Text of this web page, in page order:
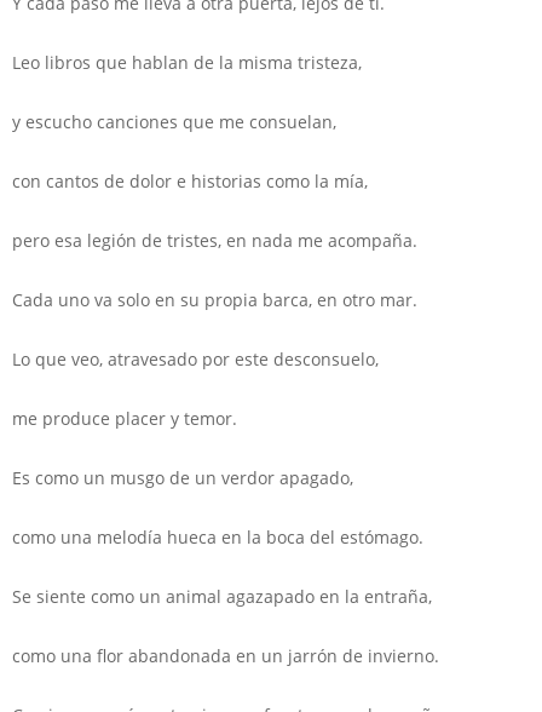
Leo libros que hablan de la misma tristeza,
y escucho canciones que me consuelan,
con cantos de dolor e historias como la mía,
pero esa legión de tristes, en nada me acompaña.
Cada uno va solo en su propia barca, en otro mar.
Lo que veo, atravesado por este desconsuelo,
me produce placer y temor.
Es como un musgo de un verdor apagado,
como una melodía hueca en la boca del estómago.
Se siente como un animal agazapado en la entraña,
como una flor abandonada en un jarrón de invierno.